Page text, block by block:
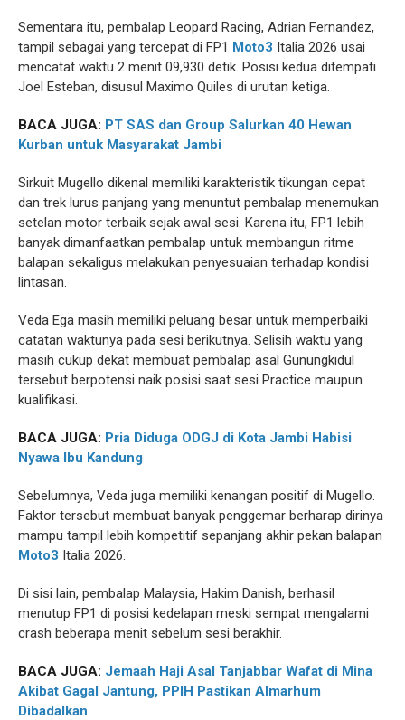
Sementara itu, pembalap Leopard Racing, Adrian Fernandez,
tampil sebagai yang tercepat di FP1 Moto3 Italia 2026 usai
mencatat waktu 2 menit 09,930 detik. Posisi kedua ditempati
Joel Esteban, disusul Maximo Quiles di urutan ketiga.
BACA JUGA: PT SAS dan Group Salurkan 40 Hewan
Kurban untuk Masyarakat Jambi
Sirkuit Mugello dikenal memiliki karakteristik tikungan cepat
dan trek lurus panjang yang menuntut pembalap menemukan
setelan motor terbaik sejak awal sesi. Karena itu, FP1 lebih
banyak dimanfaatkan pembalap untuk membangun ritme
balapan sekaligus melakukan penyesuaian terhadap kondisi
lintasan.
Veda Ega masih memiliki peluang besar untuk memperbaiki
catatan waktunya pada sesi berikutnya. Selisih waktu yang
masih cukup dekat membuat pembalap asal Gunungkidul
tersebut berpotensi naik posisi saat sesi Practice maupun
kualifikasi.
BACA JUGA: Pria Diduga ODGJ di Kota Jambi Habisi
Nyawa Ibu Kandung
Sebelumnya, Veda juga memiliki kenangan positif di Mugello.
Faktor tersebut membuat banyak penggemar berharap dirinya
mampu tampil lebih kompetitif sepanjang akhir pekan balapan
Moto3 Italia 2026.
Di sisi lain, pembalap Malaysia, Hakim Danish, berhasil
menutup FP1 di posisi kedelapan meski sempat mengalami
crash beberapa menit sebelum sesi berakhir.
BACA JUGA: Jemaah Haji Asal Tanjabbar Wafat di Mina
Akibat Gagal Jantung, PPIH Pastikan Almarhum
Dibadalkan